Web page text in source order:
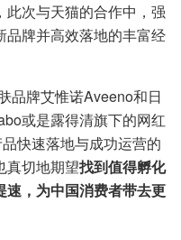
次与天猫的合作中，强
品牌并高效落地的丰富经
品牌艾惟诺Aveeno和日
或是露得清旗下的网红
快速落地与成功运营的
真切地期望找到值得孵化
速，为中国消费者带去更